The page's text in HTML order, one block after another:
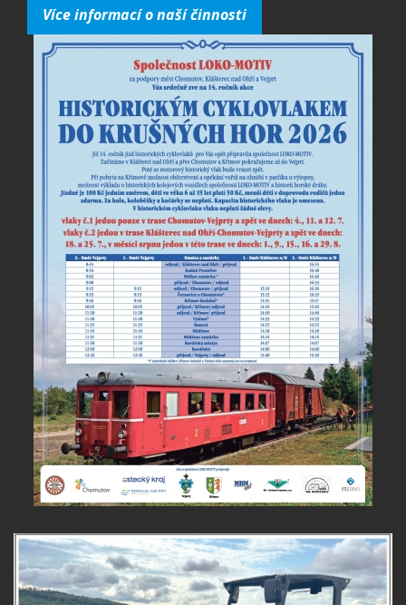
Více informací o naší činnosti